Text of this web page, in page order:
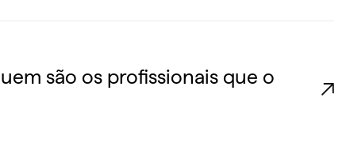
são os profissionais que o